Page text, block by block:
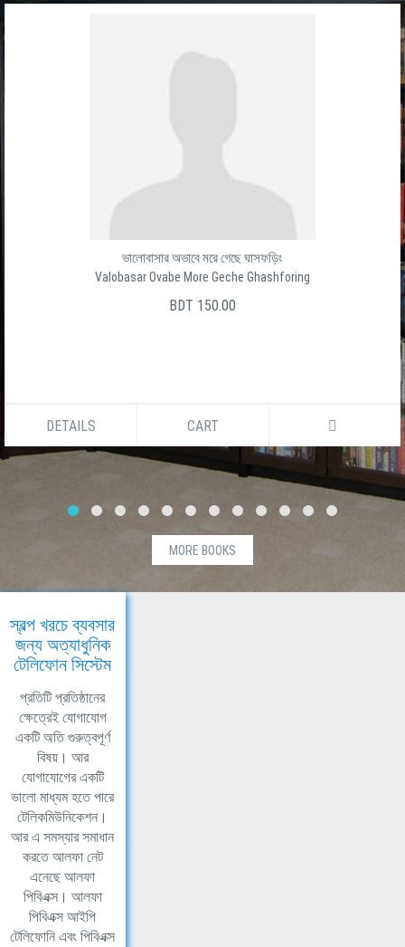
ভালোবাসার অভাবে মরে গেছে ঘাসফড়িং
Valobasar Ovabe More Geche Ghashforing
BDT 150.00
DETAILS CART
MORE BOOKS
স্বল্প খরচে ব্যবসার
জন্য অত্যাধুনিক
টেলিফোন সিস্টেম
প্রতিটি প্রতিষ্ঠানের
ক্ষেত্রেই যোগাযোগ
একটি অতি গুরুত্বপূর্ণ
বিষয়। আর
যোগাযোগের একটি
ভালো মাধ্যম হতে পারে
টেলিকমিউনিকেশন।
আর এ সমস্যার সমাধান
করতে আলফা নেট
এনেছে আলফা
পিবিএক্স। আলফা
পিবিএক্স আইপি
টেলিফোনি এবং পিবিএক্স